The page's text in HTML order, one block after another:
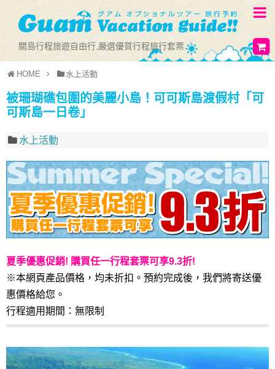
關島行程旅遊自由行,嚴選優質行程旅行套票
HOME 水上活動
被珊瑚礁包圍的美麗小島！可可斯島渡假村「可
可斯島一日卷」
水上活動
夏季優惠促銷! 購買任一行程套票可享9.3折!
※本網頁產品價格，均未折扣。預約完成後，我們將寄送優
惠價格給您。
行程適用期間：無限制